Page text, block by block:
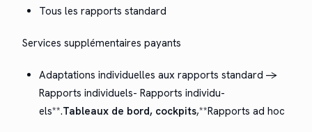
Tous les rap­ports standard
Ser­vices sup­plé­men­taires payants
Adap­ta­tions indi­vidu­elles aux rap­ports stan­dard ->
Rap­ports indi­vidu­els- Rap­ports indi­vidu­
els**.Tableaux de bord, cock­pits,**Rap­ports ad hoc